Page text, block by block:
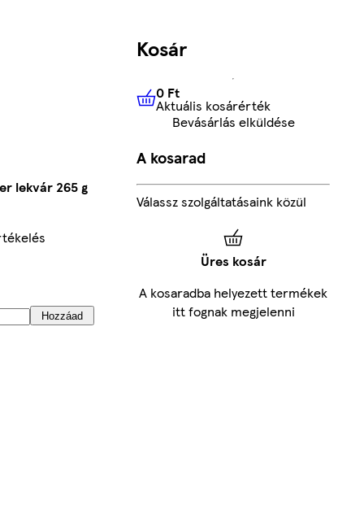
lekvár 265 g
Hozzáad
Kosár
0 FtAktuális kosárérték
0 Ft
Aktuális kosárérték
Bevásárlás elküldése
A kosarad
Válassz szolgáltatásaink közül
Üres kosár
A kosaradba helyezett termékek
itt fognak megjelenni